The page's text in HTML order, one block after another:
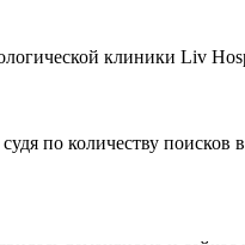
клиники Liv
по количеству